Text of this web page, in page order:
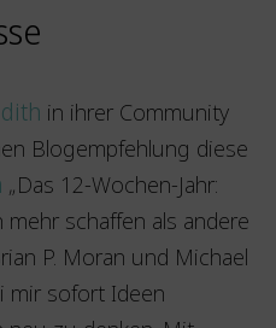
in ihrer Community
Blogempfehlung diese
„Das 12-Wochen-Jahr:
schaffen als andere
P. Moran und Michael
mir sofort Ideen